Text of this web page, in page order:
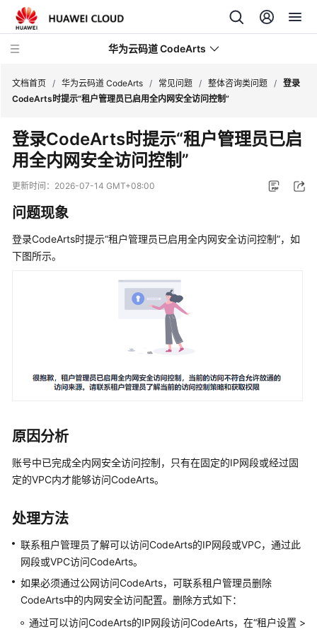
华为云码道 CodeArts
产
品
介
计
费
说
明
户
最
佳
实
API
参
考
常
见
问
文档首页 / 华为云码道 CodeArts / 常见问题 / 整体咨询类问题 / 登录
CodeArts时提示“租户管理员已启用全内网安全访问控制”
登录CodeArts时提示“租户管理员已启
用全内网安全访问控制”
更新时间： 2026-07-14 GMT+08:00
问题现象
登录CodeArts时提示“租户管理员已启用全内网安全访问控制”，如
下图所示。
原因分析
账号中已完成全内网安全访问控制，只有在固定的IP网段或经过固
定的VPC内才能够访问CodeArts。
处理方法
联系租户管理员了解可以访问CodeArts的IP网段或VPC，通过此
网段或VPC访问CodeArts。
如果必须通过公网访问CodeArts，可联系租户管理员删除
CodeArts中的内网安全访问配置。删除方式如下：
通过可以访问CodeArts的IP网段访问CodeArts，在“租户设置 >